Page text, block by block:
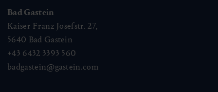
Bad Gastein
Kaiser Franz Josefstr. 27,
5640 Bad Gastein
+43 6432 3393 560
badgastein@gastein.com